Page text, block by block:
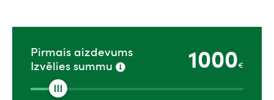
Pirmais aizdevums
Izvēlies summu
1000€